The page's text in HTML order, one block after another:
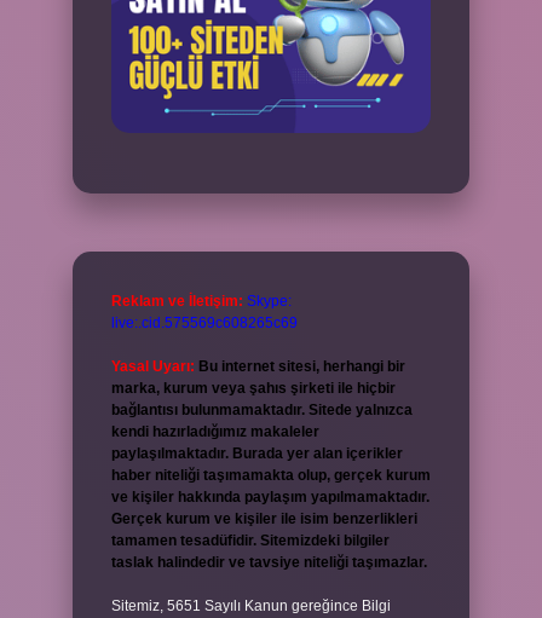
Reklam ve İletişim: Skype:
live:.cid.575569c608265c69
Yasal Uyarı: Bu internet sitesi, herhangi bir
marka, kurum veya şahıs şirketi ile hiçbir
bağlantısı bulunmamaktadır. Sitede yalnızca
kendi hazırladığımız makaleler
paylaşılmaktadır. Burada yer alan içerikler
haber niteliği taşımamakta olup, gerçek kurum
ve kişiler hakkında paylaşım yapılmamaktadır.
Gerçek kurum ve kişiler ile isim benzerlikleri
tamamen tesadüfidir. Sitemizdeki bilgiler
taslak halindedir ve tavsiye niteliği taşımazlar.
Sitemiz, 5651 Sayılı Kanun gereğince Bilgi